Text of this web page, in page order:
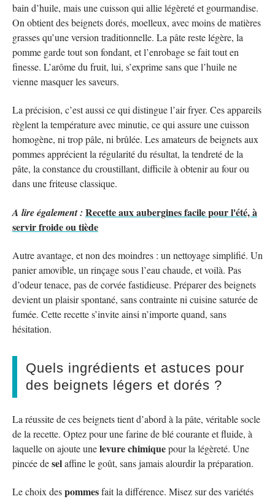
bain d’huile, mais une cuisson qui allie légèreté et gourmandise.
On obtient des beignets dorés, moelleux, avec moins de matières
grasses qu’une version traditionnelle. La pâte reste légère, la
pomme garde tout son fondant, et l’enrobage se fait tout en
finesse. L’arôme du fruit, lui, s’exprime sans que l’huile ne
vienne masquer les saveurs.
La précision, c’est aussi ce qui distingue l’air fryer. Ces appareils
règlent la température avec minutie, ce qui assure une cuisson
homogène, ni trop pâle, ni brûlée. Les amateurs de beignets aux
pommes apprécient la régularité du résultat, la tendreté de la
pâte, la constance du croustillant, difficile à obtenir au four ou
dans une friteuse classique.
A lire également : Recette aux aubergines facile pour l'été, à
servir froide ou tiède
Autre avantage, et non des moindres : un nettoyage simplifié. Un
panier amovible, un rinçage sous l’eau chaude, et voilà. Pas
d’odeur tenace, pas de corvée fastidieuse. Préparer des beignets
devient un plaisir spontané, sans contrainte ni cuisine saturée de
fumée. Cette recette s’invite ainsi n’importe quand, sans
hésitation.
Quels ingrédients et astuces pour
des beignets légers et dorés ?
La réussite de ces beignets tient d’abord à la pâte, véritable socle
de la recette. Optez pour une farine de blé courante et fluide, à
laquelle on ajoute unelevure chimiquepour la légèreté. Une
pincée deselaffine le goût, sans jamais alourdir la préparation.
Le choix despommesfait la différence. Misez sur des variétés